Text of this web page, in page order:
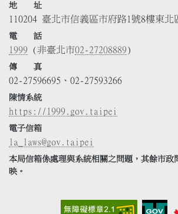
地 址
110204 臺北市信義區市府路1號8樓東北
電 話
1999 (非臺北市02-27208889)
傳 真
02-27596695、02-27593266
陳情系統
https://1999.gov.taipei
電子信箱
la_laws@gov.taipei
本局信箱係處理與系統相關之問題，其餘市政
映。